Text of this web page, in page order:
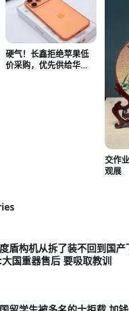
硬气！长鑫拒绝苹果低
价采购，优先供给华
交作
观展
盾构机从拆了装不回到国产
国重器售后 要吸取教训